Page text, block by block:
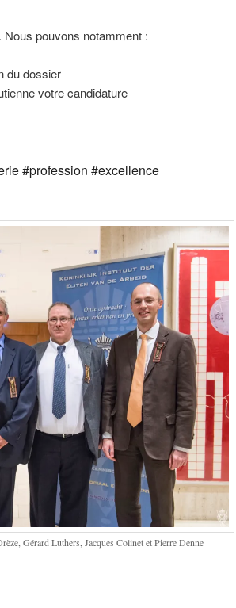
Nous pouvons notamment :
du dossier
votre candidature
#profession #excellence
Gérard Luthers, Jacques Colinet et Pierre Denne